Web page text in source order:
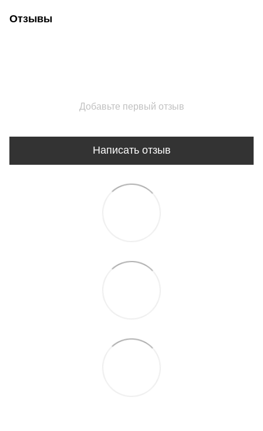
Отзывы
Добавьте первый отзыв
Написать отзыв